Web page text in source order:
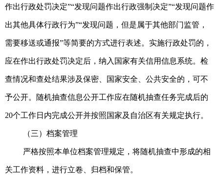
作出行政处罚决定”“发现问题作出行政强制决定”“发现问题作
出其他具体行政行为”“发现问题，但是属于其他部门监管，
需要移送或通报”等简要的方式进行表述。实施行政处罚的，
应在作出行政处罚决定后，纳入国家有关信用信息系统。检
查情况和查处结果涉及保密、国家安全、公共安全的，可不
予公开。随机抽查信息公开工作应在随机抽查任务完成后的
20个工作日内完成公开并按照国家及自治区有关规定执行。
（三）档案管理
严格按照本单位档案管理规定，将随机抽查中形成的相
关工作资料，进行立卷、归档和保管。